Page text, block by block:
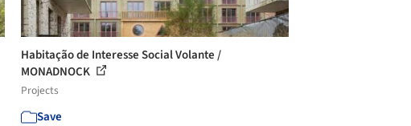
Habitação de Interesse Social Volante /
MONADNOCK
Projects
Save